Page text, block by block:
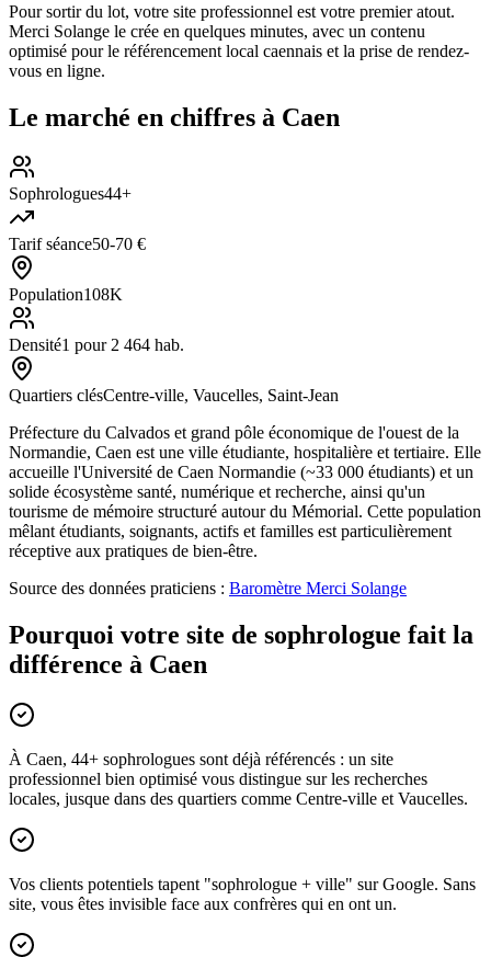
Pour sortir du lot, votre site professionnel est votre premier atout.
Merci Solange le crée en quelques minutes, avec un contenu
optimisé pour le référencement local caennais et la prise de rendez-
vous en ligne.
Le marché en chiffres à Caen
Sophrologues44+
Tarif séance50-70 €
Population108K
Densité1 pour 2 464 hab.
Quartiers clésCentre-ville, Vaucelles, Saint-Jean
Préfecture du Calvados et grand pôle économique de l'ouest de la
Normandie, Caen est une ville étudiante, hospitalière et tertiaire. Elle
accueille l'Université de Caen Normandie (~33 000 étudiants) et un
solide écosystème santé, numérique et recherche, ainsi qu'un
tourisme de mémoire structuré autour du Mémorial. Cette population
mêlant étudiants, soignants, actifs et familles est particulièrement
réceptive aux pratiques de bien-être.
Source des données praticiens : Baromètre Merci Solange
Pourquoi votre site de sophrologue fait la
différence à Caen
À Caen, 44+ sophrologues sont déjà référencés : un site
professionnel bien optimisé vous distingue sur les recherches
locales, jusque dans des quartiers comme Centre-ville et Vaucelles.
Vos clients potentiels tapent "sophrologue + ville" sur Google. Sans
site, vous êtes invisible face aux confrères qui en ont un.